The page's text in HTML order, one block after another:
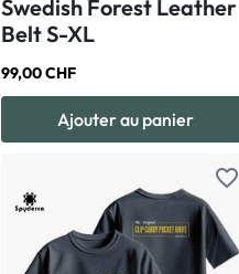
Swedish Forest Leather
Belt S-XL
99,00 CHF
Ajouter au panier
favorite_border